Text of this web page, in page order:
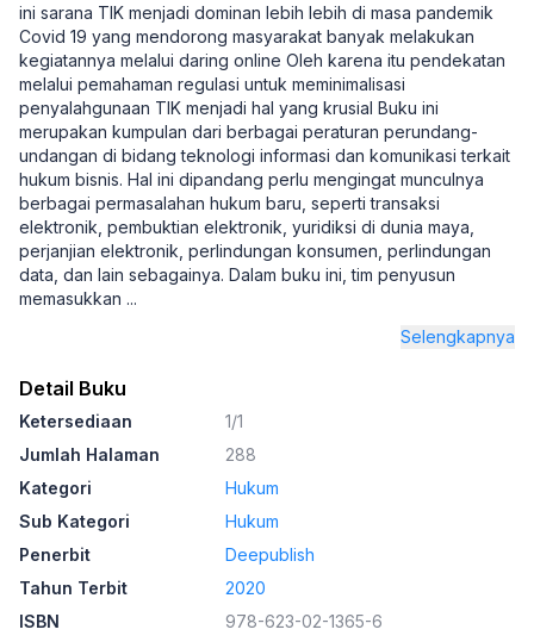
ini sarana TIK menjadi dominan lebih lebih di masa pandemik
Covid 19 yang mendorong masyarakat banyak melakukan
kegiatannya melalui daring online Oleh karena itu pendekatan
melalui pemahaman regulasi untuk meminimalisasi
penyalahgunaan TIK menjadi hal yang krusial Buku ini
merupakan kumpulan dari berbagai peraturan perundang-
undangan di bidang teknologi informasi dan komunikasi terkait
hukum bisnis. Hal ini dipandang perlu mengingat munculnya
berbagai permasalahan hukum baru, seperti transaksi
elektronik, pembuktian elektronik, yuridiksi di dunia maya,
perjanjian elektronik, perlindungan konsumen, perlindungan
data, dan lain sebagainya. Dalam buku ini, tim penyusun
memasukkan ...
Selengkapnya
Detail Buku
Ketersediaan
1/1
Jumlah Halaman
288
Kategori
Hukum
Sub Kategori
Hukum
Penerbit
Deepublish
Tahun Terbit
2020
ISBN
978-623-02-1365-6